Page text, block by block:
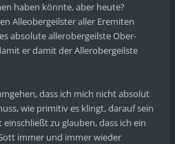
haben könnte, aber heute?
Alleobergeilster aller Eremiten
absolute allerobergeilste Ober-
er damit der Allerobergeilste
dass ich mich nicht absolut
wie primitiv es klingt, darauf sein
zu glauben, dass ich ein
immer und immer wieder